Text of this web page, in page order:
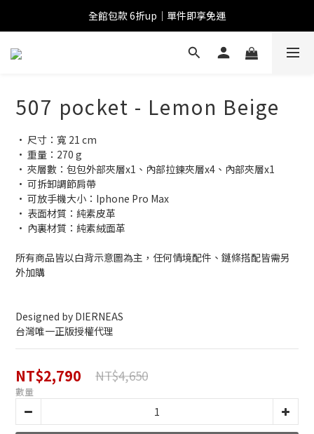
全館包款 6折up｜單件即享免運
507 pocket - Lemon Beige
• 尺寸：寬 21 cm
• 重量：270 g
• 夾層數：包包外部夾層x1、內部拉鍊夾層x4、內部夾層x1
• 可拆卸調節肩帶
• 可放手機大小：Iphone Pro Max
• 表面材質：純素皮革
• 內裏材質：純素絨面革
所有商品皆以白背示意圖為主，任何情境配件、鏈條搭配皆需另
外加購
Designed by DIERNEAS
台灣唯一正版授權代理
NT$2,790 NT$4,650
數量